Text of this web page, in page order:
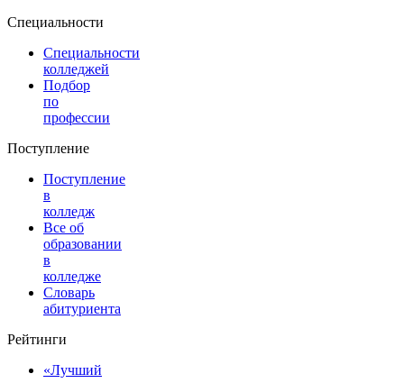
Специальности
Специальности
колледжей
Подбор
по
профессии
Поступление
Поступление
в
колледж
Все об
образовании
в
колледже
Словарь
абитуриента
Рейтинги
«Лучший